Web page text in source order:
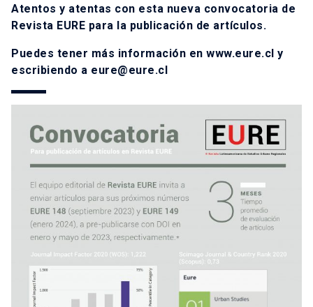
Atentos y atentas con esta nueva convocatoria de
Revista EURE para la publicación de artículos.
Puedes tener más información en www.eure.cl y
escribiendo a eure@eure.cl